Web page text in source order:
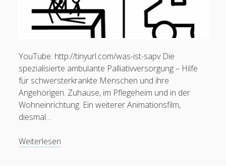
Alles zur Palliative Care
Kontakt / Impressum
facebookinstagram
linkedinyoutubeemailsocial_icon_custom_1
Krankenpfleger
European Diploma in Pain Nursing (EFIC)
Pflegefachperson für Spezielle Schmerzpflege / Pain
Pflegefachperson für Palliative Care
Staatl. anerk. Praxisanleiter
YouTube: http://tinyurl.com/was-ist-sapv Die
spezialisierte ambulante Palliativversorgung – Hilfe
für schwersterkrankte Menschen und ihre
Angehörigen. Zuhause, im Pflegeheim und in der
Wohneinrichtung. Ein weiterer Animationsfilm,
diesmal…
Weiterlesen